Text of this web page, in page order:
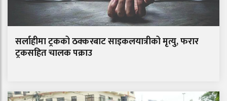
सर्लाहीमा ट्रकको ठक्करबाट साइकलयात्रीको मृत्यु, फरार
ट्रकसहित चालक पक्राउ